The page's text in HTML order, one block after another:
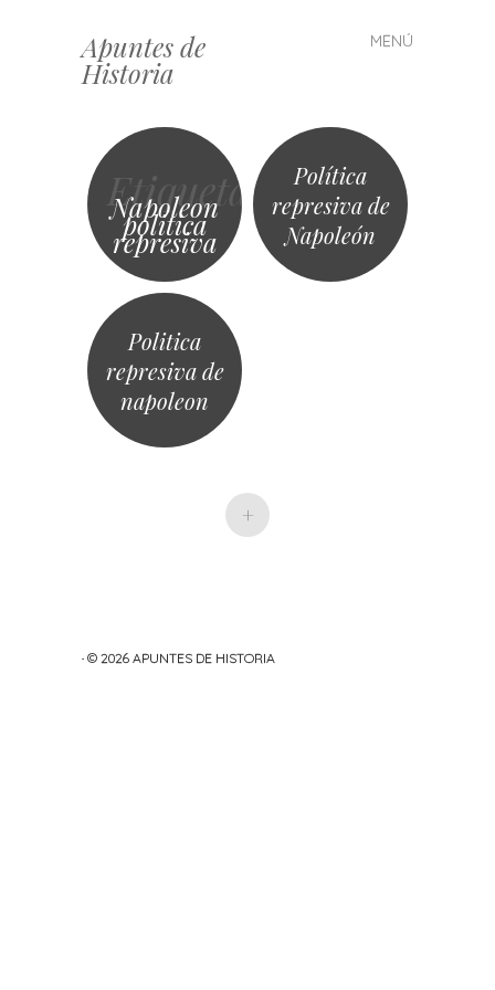
Apuntes de
Historia
MENÚ
Saltar
al
Etiqueta
Napoleon
politica
represiva
Política
represiva de
Napoleón
Politica
represiva de
napoleon
+
· © 2026 APUNTES DE HISTORIA